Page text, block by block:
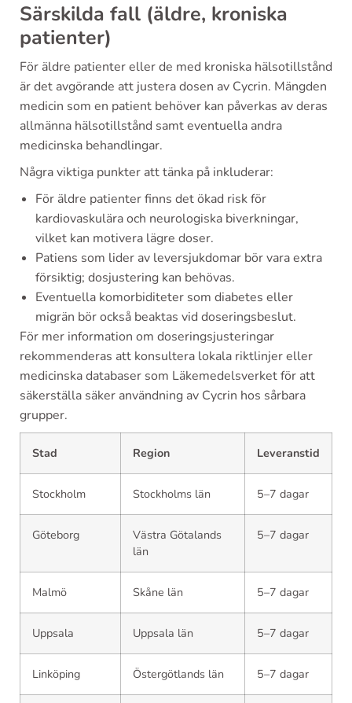
Särskilda fall (äldre, kroniska
patienter)
För äldre patienter eller de med kroniska hälsotillstånd
är det avgörande att justera dosen av Cycrin. Mängden
medicin som en patient behöver kan påverkas av deras
allmänna hälsotillstånd samt eventuella andra
medicinska behandlingar.
Några viktiga punkter att tänka på inkluderar:
För äldre patienter finns det ökad risk för
kardiovaskulära och neurologiska biverkningar,
vilket kan motivera lägre doser.
Patiens som lider av leversjukdomar bör vara extra
försiktig; dosjustering kan behövas.
Eventuella komorbiditeter som diabetes eller
migrän bör också beaktas vid doseringsbeslut.
För mer information om doseringsjusteringar
rekommenderas att konsultera lokala riktlinjer eller
medicinska databaser som Läkemedelsverket för att
säkerställa säker användning av Cycrin hos sårbara
grupper.
Stad Region Leveranstid
Stockholm Stockholms län 5–7 dagar
Göteborg
Västra Götalands
län
5–7 dagar
Malmö Skåne län 5–7 dagar
Uppsala Uppsala län 5–7 dagar
Linköping Östergötlands län 5–7 dagar